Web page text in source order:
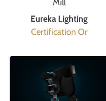
Mill
Eureka Lighting
Certification Or